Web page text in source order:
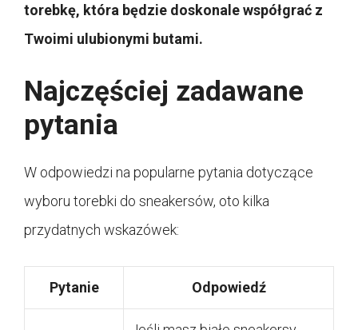
torebkę, która będzie doskonale współgrać z
Twoimi ulubionymi butami.
Najczęściej zadawane
pytania
W odpowiedzi na popularne pytania dotyczące
wyboru torebki do sneakersów, oto kilka
przydatnych wskazówek:
Pytanie Odpowiedź